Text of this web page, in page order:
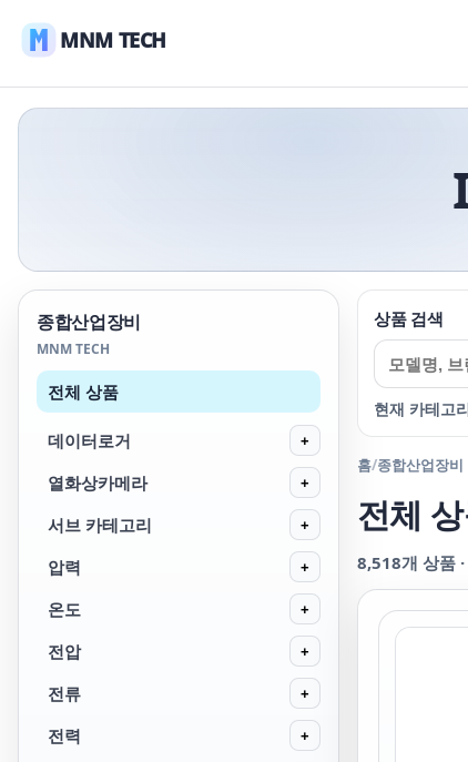
MNM TECH
종합산업장비
MNM TECH
전체 상품
데이터로거 +
열화상카메라 +
서브 카테고리 +
압력 +
온도 +
전압 +
전류 +
전력 +
상품 검색
현재 카테고
홈/종합산업장비
전체
8,518개 상품 ·